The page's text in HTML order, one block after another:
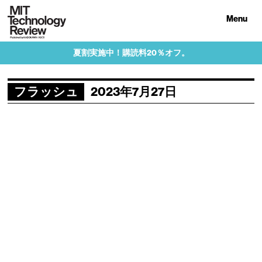
Menu
夏割実施中！購読料20％オフ。
フラッシュ 2023年7月27日